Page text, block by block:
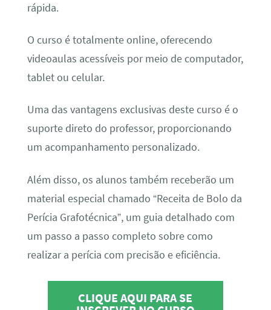
rápida.
O curso é totalmente online, oferecendo
videoaulas acessíveis por meio de computador,
tablet ou celular.
Uma das vantagens exclusivas deste curso é o
suporte direto do professor, proporcionando
um acompanhamento personalizado.
Além disso, os alunos também receberão um
material especial chamado “Receita de Bolo da
Perícia Grafotécnica”, um guia detalhado com
um passo a passo completo sobre como
realizar a perícia com precisão e eficiência.
CLIQUE AQUI PARA SE